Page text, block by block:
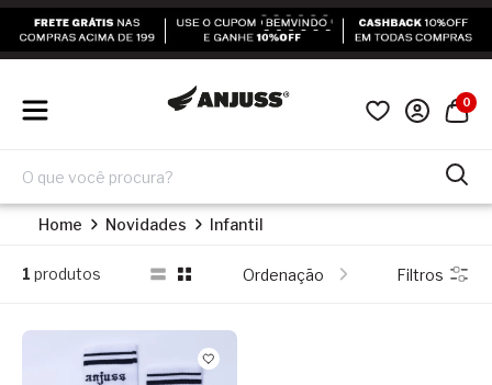
0
Home Novidades Infantil
1 produtos Ordenação Filtros